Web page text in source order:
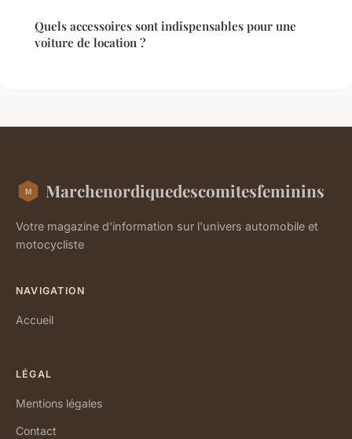
Quels accessoires sont indispensables pour une
voiture de location ?
Marchenordiquedescomitesfeminins
Votre magazine d'information sur l'univers automobile et
motocycliste
NAVIGATION
Accueil
LÉGAL
Mentions légales
Contact